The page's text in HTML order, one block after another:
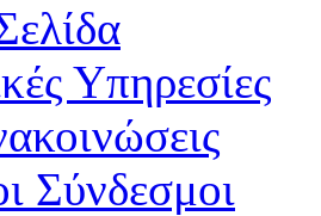
Υπηρεσίες
Σύνδεσμοι